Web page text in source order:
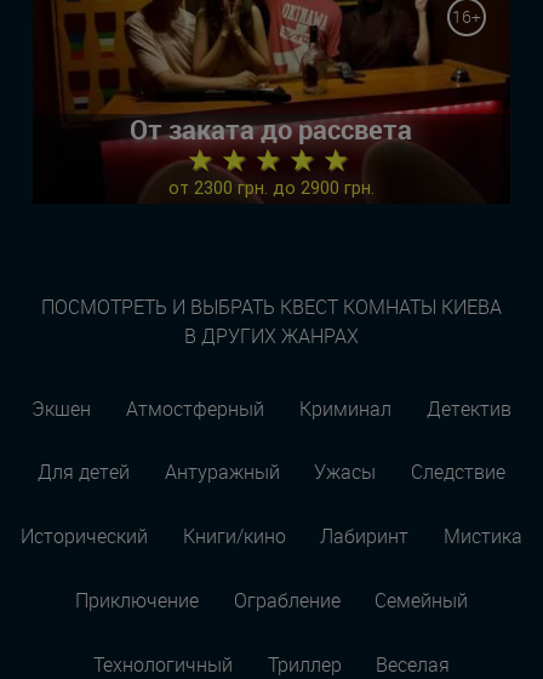
16+
От заката до рассвета
★ ★ ★ ★ ★
от 2300 грн. до 2900 грн.
ПОСМОТРЕТЬ И ВЫБРАТЬ КВЕСТ КОМНАТЫ КИЕВА
В ДРУГИХ ЖАНРАХ
Экшен Атмостферный Криминал Детектив
Для детей Антуражный Ужасы Следствие
Исторический Книги/кино Лабиринт Мистика
Приключение Ограбление Семейный
Технологичный Триллер Веселая